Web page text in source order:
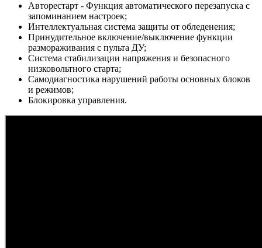
Авторестарт - Функция автоматического перезапуска с
запоминанием настроек;
Интеллектуальная система защиты от обледенения;
Принудительное включение/выключение функции
размораживания с пульта ДУ;
Система стабилизации напряжения и безопасного
низковольтного старта;
Самодиагностика нарушений работы основных блоков
и режимов;
Блокировка управления.